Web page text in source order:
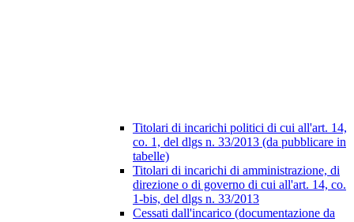
Titolari di incarichi politici di cui all'art. 14,
co. 1, del dlgs n. 33/2013 (da pubblicare in
tabelle)
Titolari di incarichi di amministrazione, di
direzione o di governo di cui all'art. 14, co.
1-bis, del dlgs n. 33/2013
Cessati dall'incarico (documentazione da